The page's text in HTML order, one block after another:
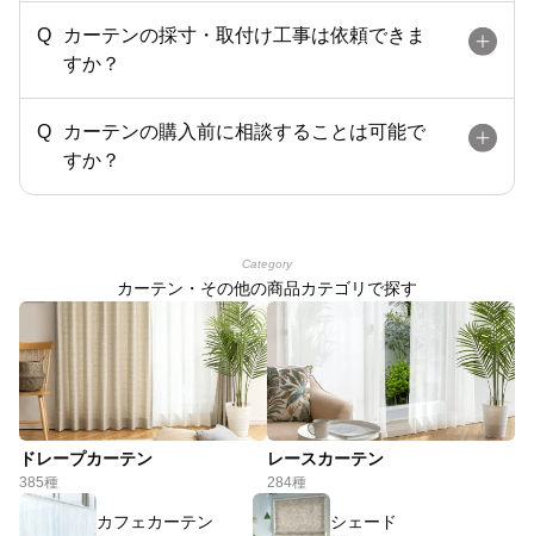
カーテンの採寸・取付け工事は依頼できま
すか？
カーテンの購入前に相談することは可能で
すか？
Category
カーテン・その他の商品カテゴリで探す
ドレープカーテン
385種
レースカーテン
284種
カフェカーテン シェード